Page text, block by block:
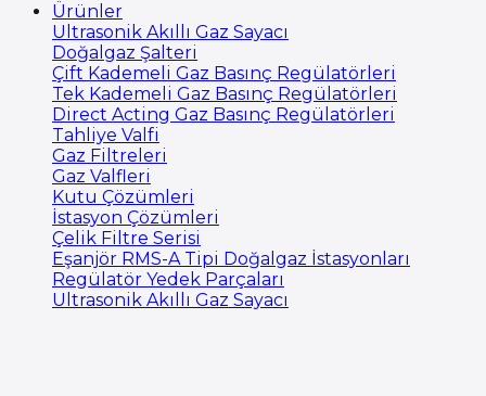
Ürünler
Ultrasonik Akıllı Gaz Sayacı
Doğalgaz Şalteri
Çift Kademeli Gaz Basınç Regülatörleri
Tek Kademeli Gaz Basınç Regülatörleri
Direct Acting Gaz Basınç Regülatörleri
Tahliye Valfi
Gaz Filtreleri
Gaz Valfleri
Kutu Çözümleri
İstasyon Çözümleri
Çelik Filtre Serisi
Eşanjör RMS-A Tipi Doğalgaz İstasyonları
Regülatör Yedek Parçaları
Ultrasonik Akıllı Gaz Sayacı